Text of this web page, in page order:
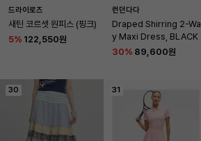
드라이로즈
새틴 코르셋 원피스 (핑크)
5% 122,550원
런던다다
Draped Shirring 2-Wa
y Maxi Dress, BLACK
30% 89,600원
30 31